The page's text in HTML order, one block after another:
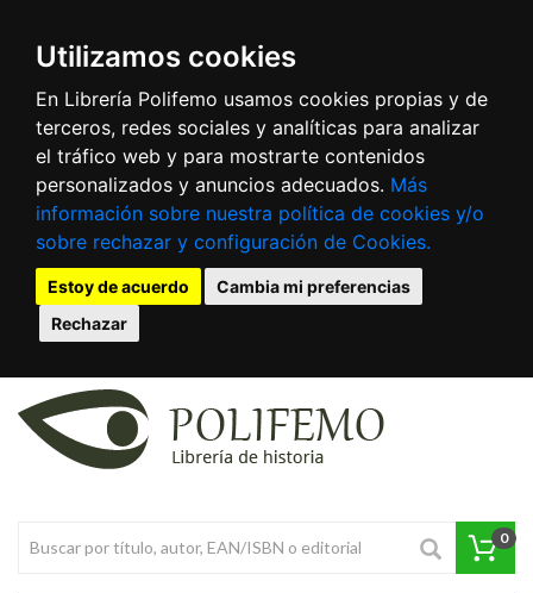
Utilizamos cookies
En Librería Polifemo usamos cookies propias y de
terceros, redes sociales y analíticas para analizar
el tráfico web y para mostrarte contenidos
personalizados y anuncios adecuados. Más
información sobre nuestra política de cookies y/o
sobre rechazar y configuración de Cookies.
Estoy de acuerdo
Cambia mi preferencias
Rechazar
0